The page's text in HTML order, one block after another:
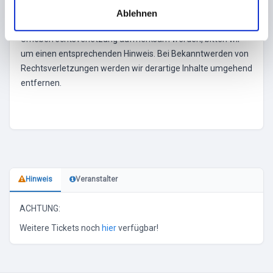
Ablehnen
Insbesondere werden Inhalte Dritter als solche
Urheberrechtsverletzung aufmerksam werden, bitten wir
um einen entsprechenden Hinweis. Bei Bekanntwerden von
Rechtsverletzungen werden wir derartige Inhalte umgehend
entfernen.
Hinweis Veranstalter
ACHTUNG:
Weitere Tickets noch hierverfügbar!